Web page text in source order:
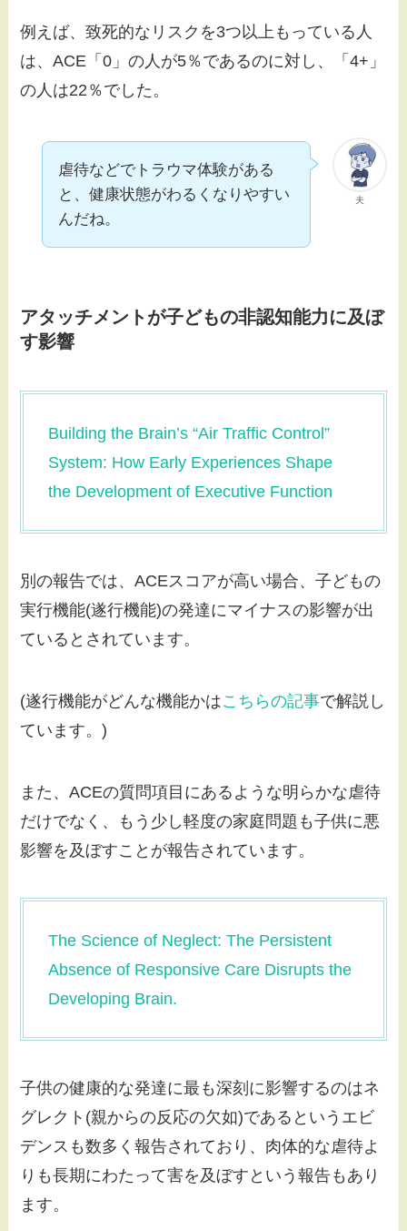
例えば、致死的なリスクを3つ以上もっている人
は、ACE「0」の人が5％であるのに対し、「4+」
の人は22％でした。
夫
虐待などでトラウマ体験がある
と、健康状態がわるくなりやすい
んだね。
アタッチメントが子どもの非認知能力に及ぼ
す影響
Building the Brain’s “Air Traffic Control”
System: How Early Experiences Shape
the Development of Executive Function
別の報告では、ACEスコアが高い場合、子どもの
実行機能(遂行機能)の発達にマイナスの影響が出
ているとされています。
(遂行機能がどんな機能かはこちらの記事で解説し
ています。)
また、ACEの質問項目にあるような明らかな虐待
だけでなく、もう少し軽度の家庭問題も子供に悪
影響を及ぼすことが報告されています。
The Science of Neglect: The Persistent
Absence of Responsive Care Disrupts the
Developing Brain.
子供の健康的な発達に最も深刻に影響するのはネ
グレクト(親からの反応の欠如)であるというエビ
デンスも数多く報告されており、肉体的な虐待よ
りも長期にわたって害を及ぼすという報告もあり
ます。